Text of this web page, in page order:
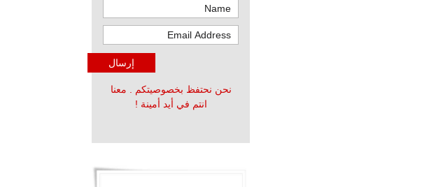
نحن نحتفظ بخصوصيتكم . معنا
انتم في أيد أمينة !